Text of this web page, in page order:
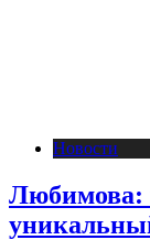
Новости
Любимова: